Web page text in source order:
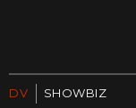
DV SHOWBIZ